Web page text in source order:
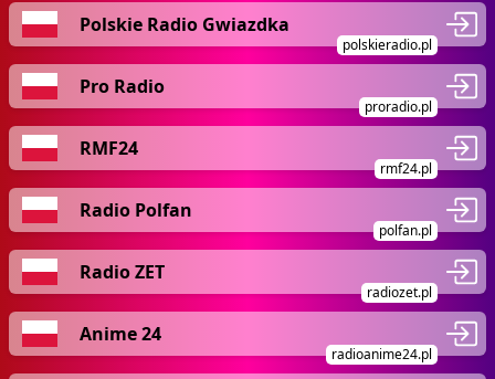
Polskie Radio Gwiazdka
polskieradio.pl
Pro Radio
proradio.pl
RMF24
rmf24.pl
Radio Polfan
polfan.pl
Radio ZET
radiozet.pl
Anime 24
radioanime24.pl